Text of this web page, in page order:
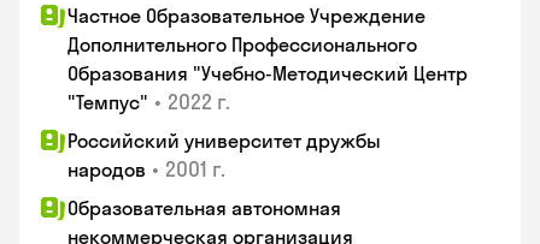
Частное Образовательное Учреждение
Дополнительного Профессионального
Образования "Учебно-Методический Центр
"Темпус" • 2022 г.
Российский университет дружбы
народов • 2001 г.
Образовательная автономная
некоммерческая организация